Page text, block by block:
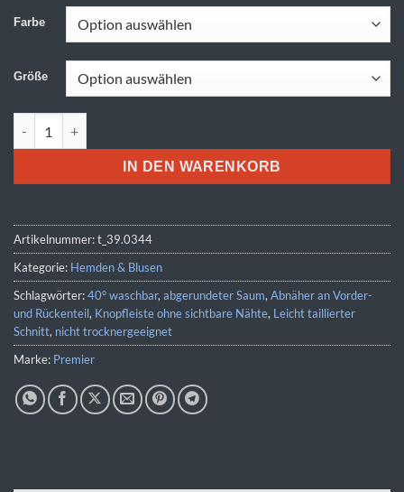
Farbe
Größe
IN DEN WARENKORB
Artikelnummer:t_39.0344
Kategorie: Hemden & Blusen
Schlagwörter:40° waschbar, abgerundeter Saum, Abnäher an Vorder-
und Rückenteil, Knopfleiste ohne sichtbare Nähte, Leicht taillierter
Schnitt, nicht trocknergeeignet
Marke: Premier